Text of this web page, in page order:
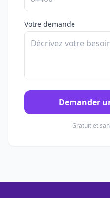
Votre demande
Demander
Gratuit et